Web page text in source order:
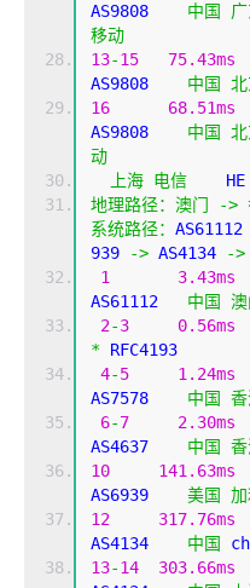
AS9808 中国
移动
13-15 75.43ms
AS9808 中国
16
68.51ms
AS9808 中国
动
上海 电信
    HE
地理路径：澳门
->
系统路径： AS61112
939
-> AS4134 ->
1
3.43ms
AS61112 中国 澳
2-3 0.56ms
* RFC4193
4-5 1.24ms
AS7578 中国
6-7 2.30ms
AS4637 中国
10
141.63ms
AS6939 美国
12
317.76ms
AS4134 中国
13-14 303.66ms